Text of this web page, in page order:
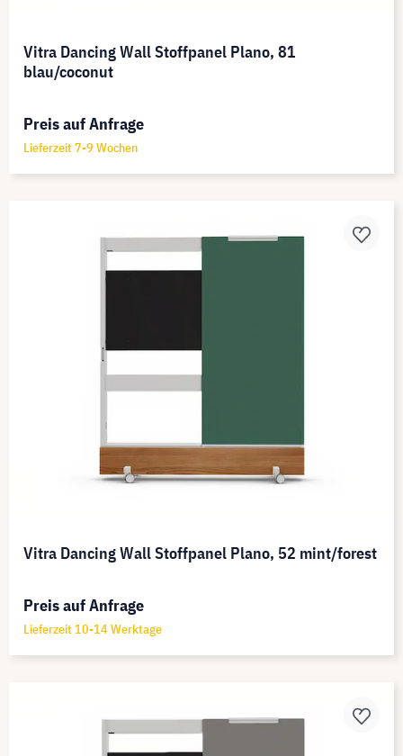
Vitra Dancing Wall Stoffpanel Plano, 81
blau/coconut
Preis auf Anfrage
Lieferzeit 7-9 Wochen
Vitra Dancing Wall Stoffpanel Plano, 52 mint/forest
Preis auf Anfrage
Lieferzeit 10-14 Werktage